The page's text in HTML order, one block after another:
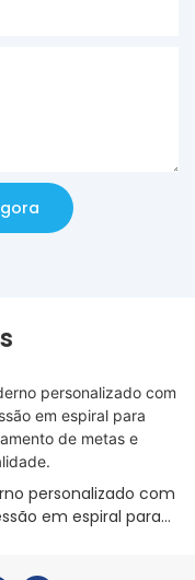
personalizado com
em espiral para